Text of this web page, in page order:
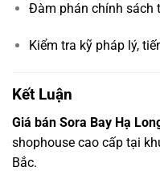
Đàm phán chính sách
Kiểm tra kỹ pháp lý,
Kết Luận
Giá bán Sora Bay Hạ
shophouse cao cấp tại
Bắc.